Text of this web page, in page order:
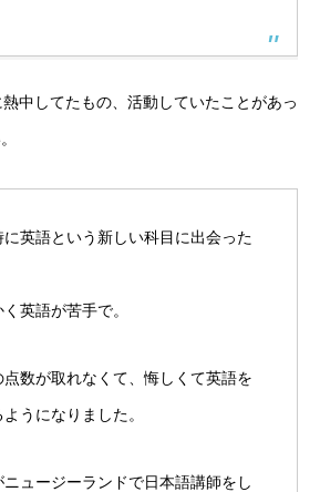
中してたもの、活動していたことがあっ
英語という新しい科目に出会った
英語が苦手で。
数が取れなくて、悔しくて英語を
うになりました。
ュージーランドで日本語講師をし